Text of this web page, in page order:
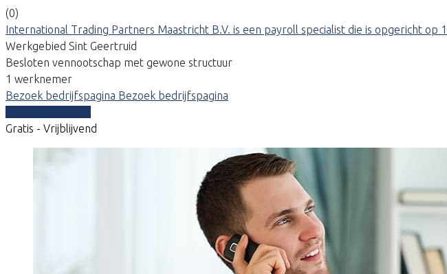
(0)
International Trading Partners Maastricht B.V. is een payroll specialist die is opgericht
Werkgebied Sint Geertruid
Besloten vennootschap met gewone structuur
1 werknemer
Bezoek bedrijfspagina Bezoek bedrijfspagina
Gratis - Vrijblijvend